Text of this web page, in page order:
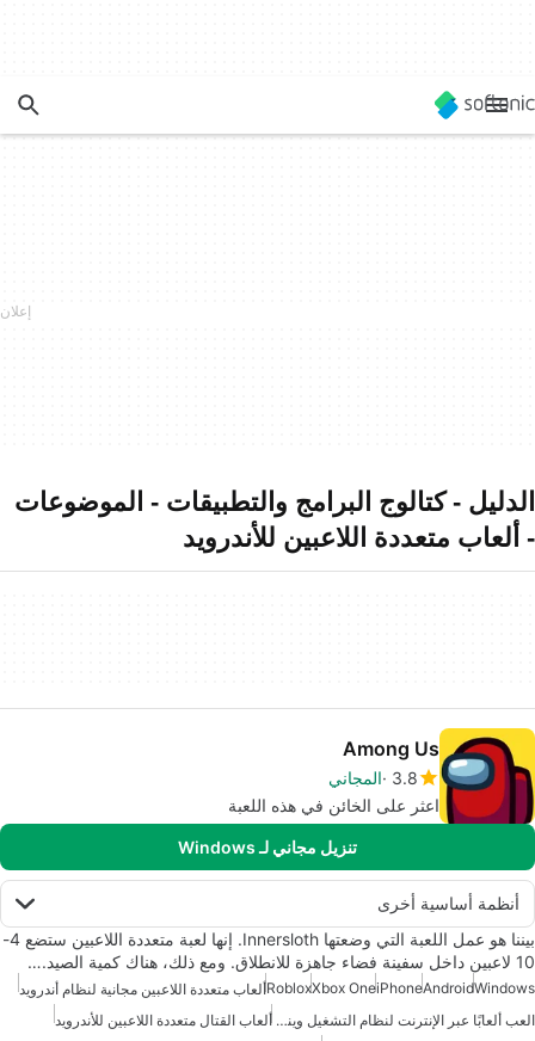
الدليل - كتالوج البرامج والتطبيقات - الموضوعات
- ألعاب متعددة اللاعبين للأندرويد
Among Us
3.8 المجاني
اعثر على الخائن في هذه اللعبة
تنزيل مجاني لـ Windows
أنظمة أساسية أخرى
بيننا هو عمل اللعبة التي وضعتها Innersloth. إنها لعبة متعددة اللاعبين ستضع 4-
10 لاعبين داخل سفينة فضاء جاهزة للانطلاق. ومع ذلك، هناك كمية الصيد.…
Windows
Android
iPhone
Xbox One
Robloxألعاب متعددة اللاعبين مجانية لنظام أندرويد
العب ألعابًا عبر الإنترنت لنظام التشغيل ويندوز 7 ألعاب القتال متعددة اللاعبين للأندرويد